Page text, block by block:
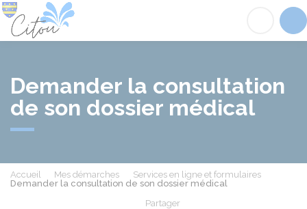
Demander la consultation
de son dossier médical
Accueil Mes démarches
Services en ligne et formulaires
Demander la consultation de son dossier médical
Partager